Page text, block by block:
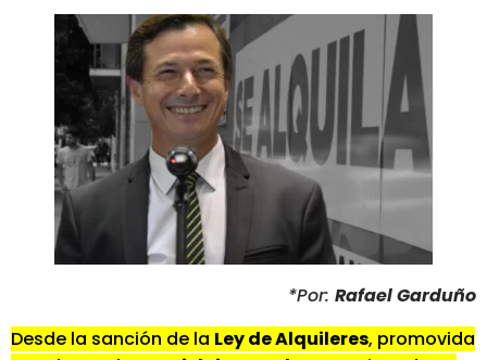
*Por: Rafael Garduño
Desde la sanción de la Ley de Alquileres, promovida